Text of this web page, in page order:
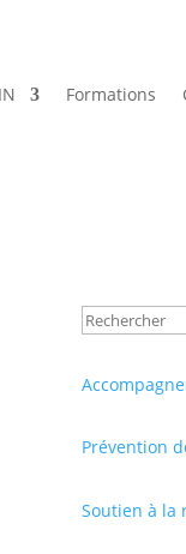
Formations
Rechercher:
Prévention
Soutien à la